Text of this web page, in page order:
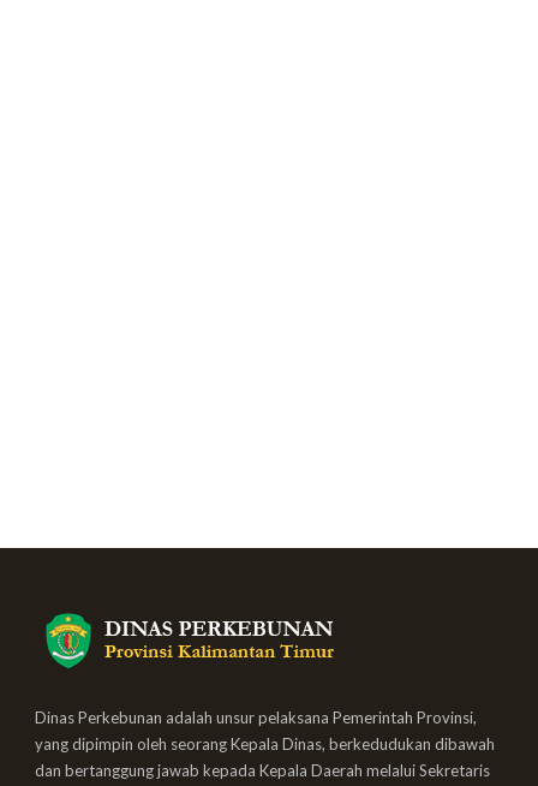
Dinas Perkebunan adalah unsur pelaksana Pemerintah Provinsi,
yang dipimpin oleh seorang Kepala Dinas, berkedudukan dibawah
dan bertanggung jawab kepada Kepala Daerah melalui Sekretaris